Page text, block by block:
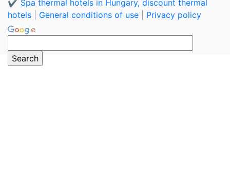
✔️ Spa thermal hotels in Hungary, discount thermal
hotels
General conditions of use Privacy policy